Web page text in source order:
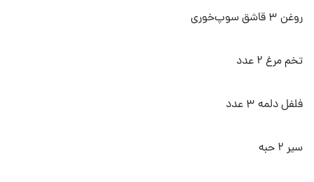
روغن ۳ قاشق سوپ‌خوری
تخم مرغ ۲ عدد
فلفل دلمه ۳ عدد
سیر ۲ حبه